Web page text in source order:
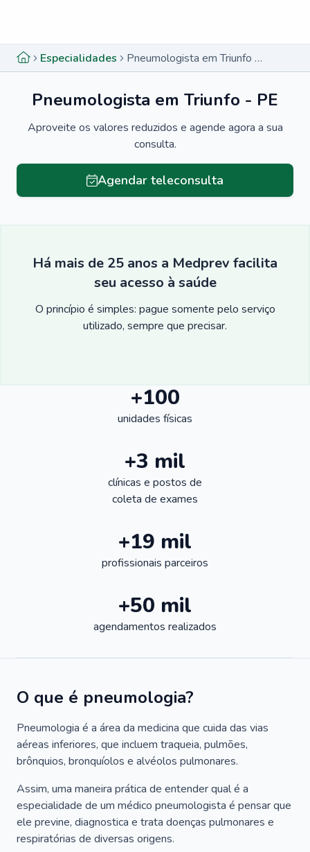
Especialidades Pneumologista em Triunfo - PE
Pneumologista em Triunfo - PE
Aproveite os valores reduzidos e agende agora a sua
consulta.
Agendar teleconsulta
Há mais de 25 anos a Medprev facilita
seu acesso à saúde
O princípio é simples: pague somente pelo serviço
utilizado, sempre que precisar.
+100
unidades físicas
+3 mil
clínicas e postos de
coleta de exames
+19 mil
profissionais parceiros
+50 mil
agendamentos realizados
O que é pneumologia?
Pneumologia é a área da medicina que cuida das vias
aéreas inferiores, que incluem traqueia, pulmões,
brônquios, bronquíolos e alvéolos pulmonares.
Assim, uma maneira prática de entender qual é a
especialidade de um médico pneumologista é pensar que
ele previne, diagnostica e trata doenças pulmonares e
respiratórias de diversas origens.